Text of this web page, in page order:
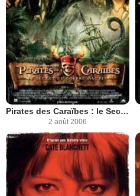
Pirates des Caraïbes : le Secret du Coffre Maudit
2 août 2006